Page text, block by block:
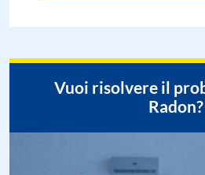
Vuoi risolvere il
Radon?